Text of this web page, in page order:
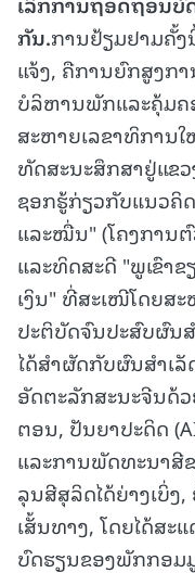
ກັນ.ການຢ້ຽມຢາມຄັ້
ແຈ້ງ, ຄືການຍົກສູງກ
ບໍລິຫານພັກແລະຄຸ້ມຄ
ສະຫາຍເລຂາທິການ
ທັດສະນະສຶກສາຢູ່ແຂວ
ຊອກຮູ້ກ່ຽວກັບແນວຄິ
ແລະໝື່ນ" (ໂຄງການ
ແລະທິດສະດີ "ພູເຂົາຂ
ເງິນ" ທີ່ສະເໜີໂດຍສ
ປະຕິບັດຈົນປະສົບຜົນ
ໄດ້ສຳຜັດກັບຜົນສຳເ
ອັດຕະລັກສະນະຈີນດ້
ຕອນ, ປັນຍາປະດິດ
ແລະການພັດທະນາສີ
ລຸນສີສຸລິດໄດ້ຍ່າງເບິ່
ເສັ້ນທາງ, ໂດຍໄດ້ສ
ບົດຮຽນຂອງພັກກອມ